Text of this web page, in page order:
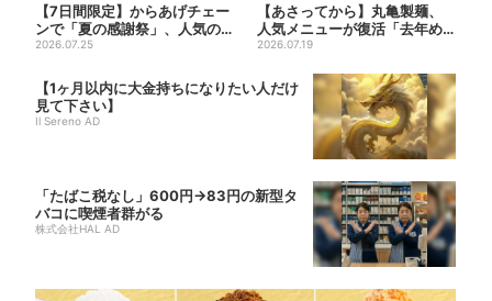
【7日間限定】からあげチェー
ンで「夏の感謝祭」、人気の
定食4品がお得に
2026.07.25
【あさってから】丸亀製麺、
人気メニューが復活「去年め
っちゃハマった」「待ってた
2026.07.19
【1ヶ月以内に大金持ちになりたい人だけ
見て下さい】
Il Sereno AD
「たばこ税なし」600円→83円の新型タ
バコに喫煙者群がる
株式会社HAL AD